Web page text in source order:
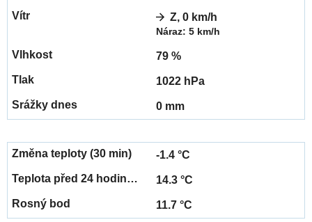
Z, 0 km/h
Náraz: 5 km/h
79 %
1022 hPa
0 mm
-1.4 °C
14.3 °C
11.7 °C